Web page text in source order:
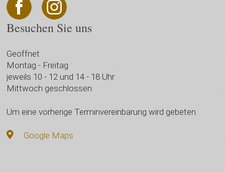
Besuchen Sie uns
Geöffnet
Montag - Freitag
jeweils 10 - 12 und 14 - 18 Uhr
Mittwoch geschlossen
Um eine vorherige Terminvereinbarung wird gebeten
Google Maps